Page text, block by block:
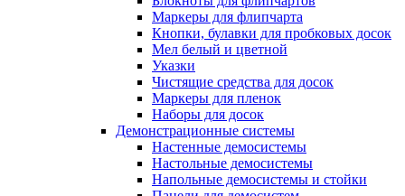
Маркеры для флипчарта
Кнопки, булавки для пробковых досок
Мел белый и цветной
Указки
Чистящие средства для досок
Маркеры для пленок
Наборы для досок
Демонстрационные системы
Настенные демосистемы
Настольные демосистемы
Напольные демосистемы и стойки